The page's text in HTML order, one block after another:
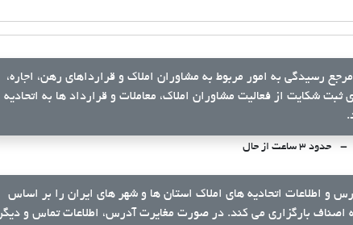
رسیدگی به امور مربوط به مشاوران املاک و قرارداهای رهن، اجاره،
شکایت از فعالیت مشاوران املاک، معاملات و قرارداد ها به اتحادیه
حدود ۳ ساعت از حال
و اطلاعات اتحادیه های املاک استان ها و شهر های ایران را بر اساس
اصناف بارگزاری می کند. در صورت مغایرت آدرس، اطلاعات تماس و دیگر